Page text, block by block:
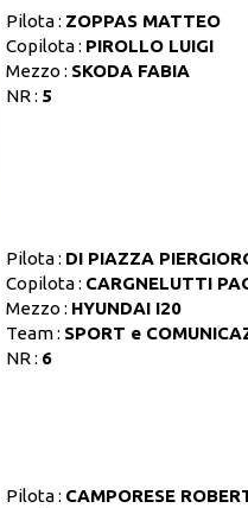
Pilota : ZOPPAS MATTEO
Copilota : PIROLLO LUIGI
Mezzo : SKODA FABIA
NR : 5
Pilota : DI PIAZZA
Copilota : CARGNELUTTI
Mezzo : HYUNDAI I20
Team : SPORT e
NR : 6
Pilota : CAMPORESE